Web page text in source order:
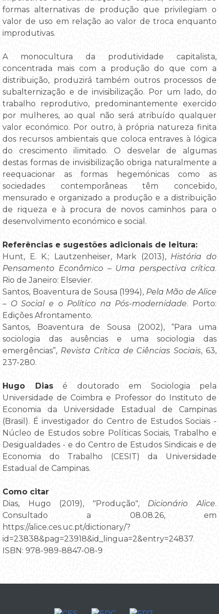
formas alternativas de produção que privilegiam o
valor de uso em relação ao valor de troca enquanto
improdutivas.
A monocultura da produtividade capitalista,
concentrada mais com a produção do que com a
distribuição, produzirá também outros processos de
subalternização e de invisibilização. Por um lado, do
trabalho reprodutivo, predominantemente exercido
por mulheres, ao qual não será atribuído qualquer
valor económico. Por outro, à própria natureza finita
dos recursos ambientais que coloca entraves à lógica
do crescimento ilimitado. O desvelar de algumas
destas formas de invisibilização obriga naturalmente a
reequacionar as formas hegemónicas como as
sociedades contemporâneas têm concebido,
mensurado e organizado a produção e a distribuição
de riqueza e à procura de novos caminhos para o
desenvolvimento económico e social.
Referências e sugestões adicionais de leitura:
Hunt, E. K.; Lautzenheiser, Mark (2013), História do
Pensamento Econômico – Uma perspectiva crítica.
Rio de Janeiro: Elsevier.
Santos, Boaventura de Sousa (1994), Pela Mão de Alice
– O Social e o Político na Pós-modernidade. Porto:
Edições Afrontamento.
Santos, Boaventura de Sousa (2002), “Para uma
sociologia das ausências e uma sociologia das
emergências”, Revista Crítica de Ciências Sociais, 63,
237-280.
Hugo Diasé doutorado em Sociologia pela
Universidade de Coimbra e Professor do Instituto de
Economia da Universidade Estadual de Campinas
(Brasil). É investigador do Centro de Estudos Sociais -
Núcleo de Estudos sobre Políticas Sociais, Trabalho e
Desigualdades - e do Centro de Estudos Sindicais e de
Economia do Trabalho (CESIT) da Universidade
Estadual de Campinas.
Como citar
Dias, Hugo (2019), "Produção", Dicionário Alice.
Consultado a 08.08.26, em
https://alice.ces.uc.pt/dictionary/?
id=23838&pag=23918&id_lingua=2&entry=24837.
ISBN: 978-989-8847-08-9